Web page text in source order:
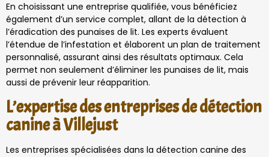
En choisissant une entreprise qualifiée, vous bénéficiez
également d’un service complet, allant de la détection à
l’éradication des punaises de lit. Les experts évaluent
l’étendue de l’infestation et élaborent un plan de traitement
personnalisé, assurant ainsi des résultats optimaux. Cela
permet non seulement d’éliminer les punaises de lit, mais
aussi de prévenir leur réapparition.
L’expertise des entreprises de détection
canine à Villejust
Les entreprises spécialisées dans la détection canine des